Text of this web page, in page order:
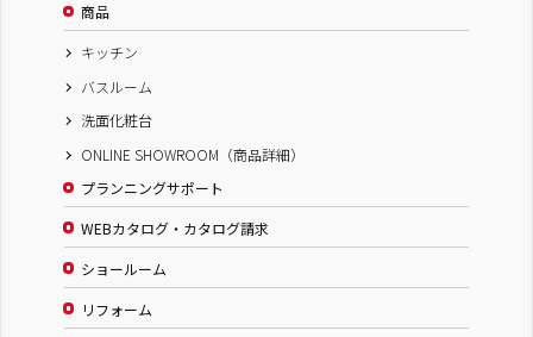
商品
キッチン
バスルーム
洗面化粧台
ONLINE SHOWROOM（商品詳細）
プランニングサポート
WEBカタログ・カタログ請求
ショールーム
リフォーム